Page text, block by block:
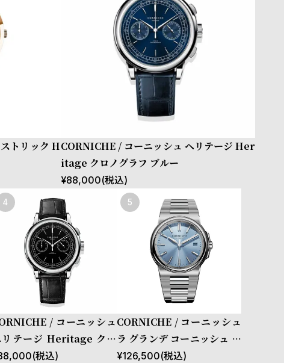
トリック HCORNICHE / コーニッシュ ヘリテージ Her
itage クロノグラフ ブルー
¥88,000(税込)
/ コーニッシュ
リテージ Heritage クロ
ラフ シルバー
(税込)
CORNICHE / コーニッシュ
ラ グランデ コーニッシュ ス
テンレススチール ブルーホ
¥126,500(税込)